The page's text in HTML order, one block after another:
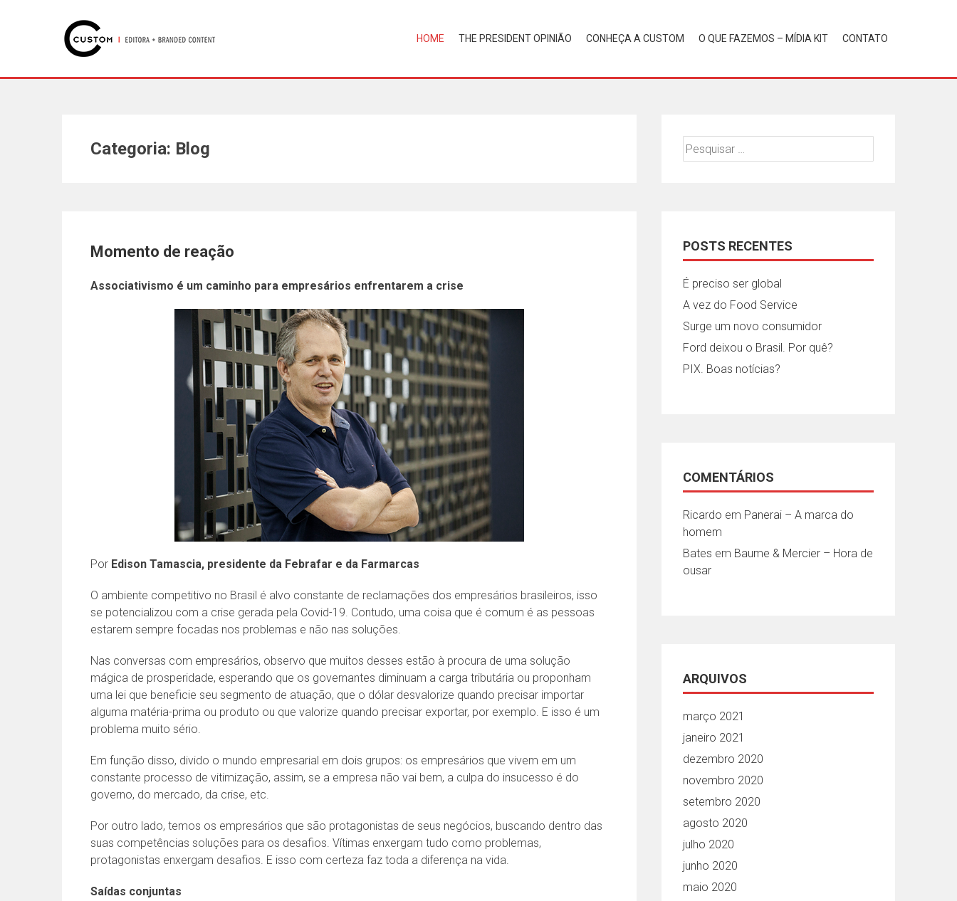
HOME THE PRESIDENT OPINIÃO CONHEÇA A CUSTOM O QUE FAZEMOS – MÍDIA KIT CONTATO
Categoria: Blog
Momento de reação
Associativismo é um caminho para empresários enfrentarem a crise
Por Edison Tamascia, presidente da Febrafar e da Farmarcas
O ambiente competitivo no Brasil é alvo constante de reclamações dos empresários brasileiros, isso
se potencializou com a crise gerada pela Covid-19. Contudo, uma coisa que é comum é as pessoas
estarem sempre focadas nos problemas e não nas soluções.
Nas conversas com empresários, observo que muitos desses estão à procura de uma solução
mágica de prosperidade, esperando que os governantes diminuam a carga tributária ou proponham
uma lei que beneficie seu segmento de atuação, que o dólar desvalorize quando precisar importar
alguma matéria-prima ou produto ou que valorize quando precisar exportar, por exemplo. E isso é um
problema muito sério.
Em função disso, divido o mundo empresarial em dois grupos: os empresários que vivem em um
constante processo de vitimização, assim, se a empresa não vai bem, a culpa do insucesso é do
governo, do mercado, da crise, etc.
Por outro lado, temos os empresários que são protagonistas de seus negócios, buscando dentro das
suas competências soluções para os desafios. Vítimas enxergam tudo como problemas,
protagonistas enxergam desafios. E isso com certeza faz toda a diferença na vida.
Saídas conjuntas
Pesquisar
por:
POSTS RECENTES
É preciso ser global
A vez do Food Service
Surge um novo consumidor
Ford deixou o Brasil. Por quê?
PIX. Boas notícias?
COMENTÁRIOS
Ricardo em Panerai – A marca do
homem
Bates em Baume & Mercier – Hora de
ousar
ARQUIVOS
março 2021
janeiro 2021
dezembro 2020
novembro 2020
setembro 2020
agosto 2020
julho 2020
junho 2020
maio 2020